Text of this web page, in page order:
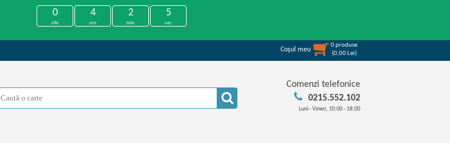
0
zile
4
ore
2
min
4
sec
Coşul meu
0produse
(0,00 Lei)
Comenzi telefonice
0215.552.102
Luni - Vineri, 10:00 - 18:00